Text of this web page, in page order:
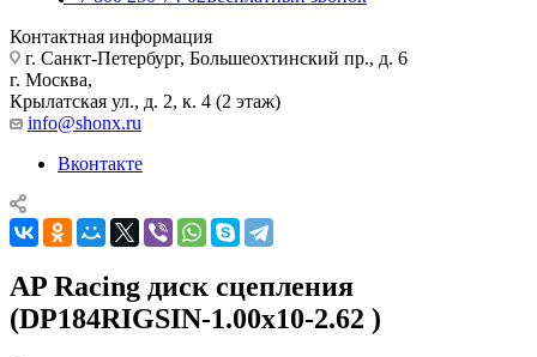
Контактная информация
г. Санкт-Петербург, Большеохтинский пр., д. 6
г. Москва,
Крылатская ул., д. 2, к. 4 (2 этаж)
info@shonx.ru
Вконтакте
AP Racing диск сцепления
(DP184RIGSIN-1.00x10-2.62 )